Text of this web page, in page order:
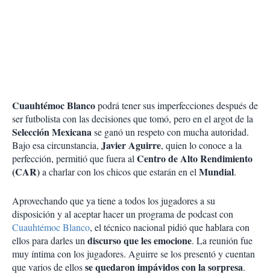
Cuauhtémoc Blancopodrá tener sus imperfecciones después de
ser futbolista con las decisiones que tomó, pero en el argot de la
Selección Mexicanase ganó un respeto con mucha autoridad.
Bajo esa circunstancia, Javier Aguirre, quien lo conoce a la
perfección, permitió que fuera alCentro de Alto Rendimiento
(CAR)a charlar con los chicos que estarán en elMundial.
Aprovechando que ya tiene a todos los jugadores a su
disposición y al aceptar hacer un programa de podcast con
Cuauhtémoc Blanco, el técnico nacional pidió que hablara con
ellos para darles undiscurso que les emocione. La reunión fue
muy íntima con los jugadores. Aguirre se los presentó y cuentan
que varios de ellosse quedaron impávidos con la sorpresa.